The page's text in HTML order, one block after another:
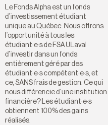
Le Fonds Alpha est un fonds
d’investissement étudiant
unique au Québec. Nous offrons
l’opportunité à tous les
étudiant·e·s de FSA ULaval
d’investir dans un fonds
entièrement géré par des
étudiant·e·s compétent·e·s, et
ce, SANS frais de gestion. Ce qui
nous différencie d’une institution
financière? Les étudiant·e·s
obtiennent 100% des gains
réalisés.